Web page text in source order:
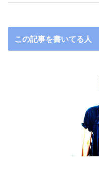
この記事を書いてる人